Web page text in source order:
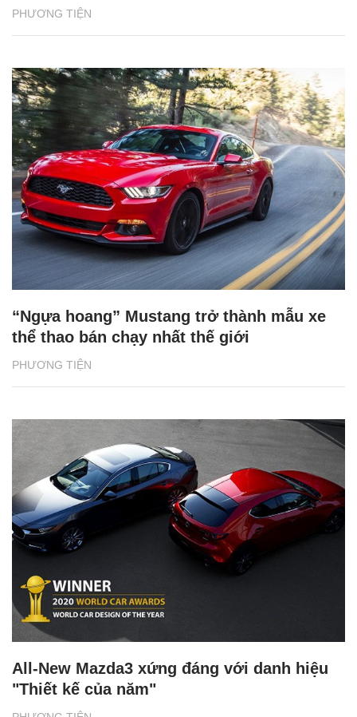
PHƯƠNG TIỆN
PHƯƠNG TIỆN
“Ngựa hoang” Mustang trở thành mẫu xe
thể thao bán chạy nhất thế giới
All-New Mazda3 xứng đáng với danh hiệu
"Thiết kế của năm"